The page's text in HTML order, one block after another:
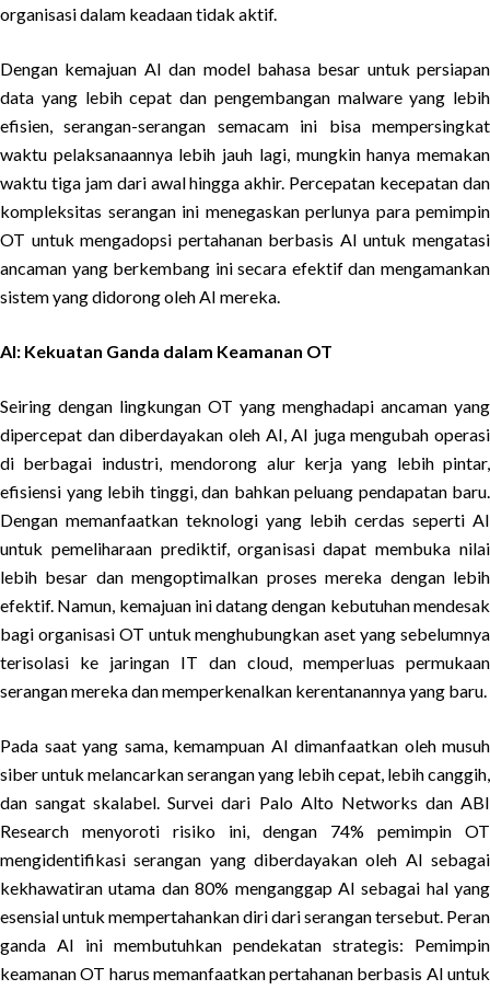
organisasi dalam keadaan tidak aktif.
Dengan kemajuan AI dan model bahasa besar untuk persiapan
data yang lebih cepat dan pengembangan malware yang lebih
efisien, serangan-serangan semacam ini bisa mempersingkat
waktu pelaksanaannya lebih jauh lagi, mungkin hanya memakan
waktu tiga jam dari awal hingga akhir. Percepatan kecepatan dan
kompleksitas serangan ini menegaskan perlunya para pemimpin
OT untuk mengadopsi pertahanan berbasis AI untuk mengatasi
ancaman yang berkembang ini secara efektif dan mengamankan
sistem yang didorong oleh AI mereka.
AI: Kekuatan Ganda dalam Keamanan OT
Seiring dengan lingkungan OT yang menghadapi ancaman yang
dipercepat dan diberdayakan oleh AI, AI juga mengubah operasi
di berbagai industri, mendorong alur kerja yang lebih pintar,
efisiensi yang lebih tinggi, dan bahkan peluang pendapatan baru.
Dengan memanfaatkan teknologi yang lebih cerdas seperti AI
untuk pemeliharaan prediktif, organisasi dapat membuka nilai
lebih besar dan mengoptimalkan proses mereka dengan lebih
efektif. Namun, kemajuan ini datang dengan kebutuhan mendesak
bagi organisasi OT untuk menghubungkan aset yang sebelumnya
terisolasi ke jaringan IT dan cloud, memperluas permukaan
serangan mereka dan memperkenalkan kerentanannya yang baru.
Pada saat yang sama, kemampuan AI dimanfaatkan oleh musuh
siber untuk melancarkan serangan yang lebih cepat, lebih canggih,
dan sangat skalabel. Survei dari Palo Alto Networks dan ABI
Research menyoroti risiko ini, dengan 74% pemimpin OT
mengidentifikasi serangan yang diberdayakan oleh AI sebagai
kekhawatiran utama dan 80% menganggap AI sebagai hal yang
esensial untuk mempertahankan diri dari serangan tersebut. Peran
ganda AI ini membutuhkan pendekatan strategis: Pemimpin
keamanan OT harus memanfaatkan pertahanan berbasis AI untuk